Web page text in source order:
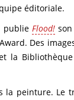
éditoriale.
publie Flood!son
Des
la
la peinture. Le